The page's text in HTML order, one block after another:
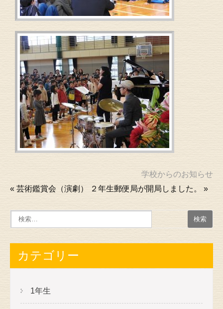
学校からのお知らせ
« 芸術鑑賞会（演劇） ２年生郵便局が開局しました。 »
カテゴリー
1年生